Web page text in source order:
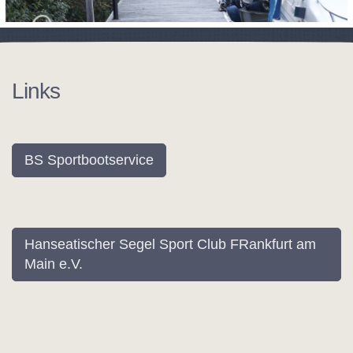
Links
BS Sportbootservice
Hanseatischer Segel Sport Club FRankfurt am
Main e.V.